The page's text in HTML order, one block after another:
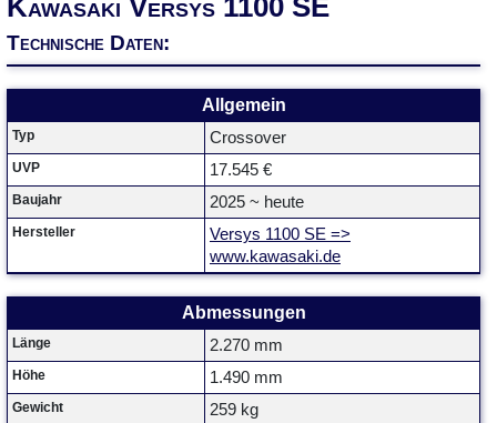
Kawasaki Versys 1100 SE
Technische Daten:
Allgemein
Typ Crossover
UVP 17.545 €
Baujahr 2025 ~ heute
Hersteller
Versys 1100 SE =>
www.kawasaki.de
Abmessungen
Länge 2.270 mm
Höhe 1.490 mm
Gewicht 259 kg